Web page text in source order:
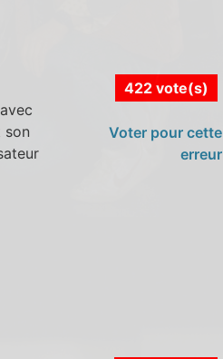
son
422 vote(s)
Voter pour cette
erreur